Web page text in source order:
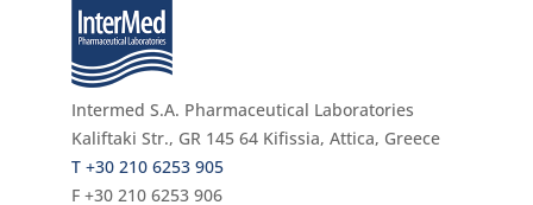
Intermed S.A. Pharmaceutical Laboratories
Kaliftaki Str., GR 145 64 Κifissia, Attica, Greece
Τ +30 210 6253 905
F +30 210 6253 906